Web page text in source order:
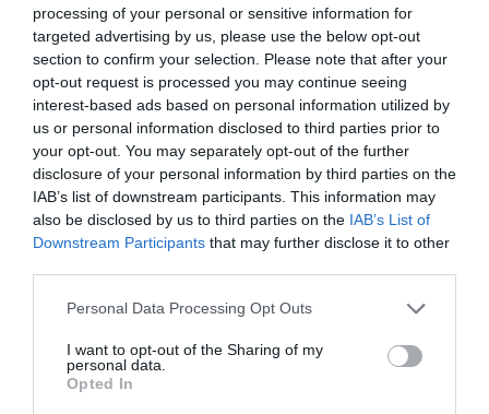
processing of your personal or sensitive information for
targeted advertising by us, please use the below opt-out
section to confirm your selection. Please note that after your
opt-out request is processed you may continue seeing
interest-based ads based on personal information utilized by
us or personal information disclosed to third parties prior to
your opt-out. You may separately opt-out of the further
disclosure of your personal information by third parties on the
IAB’s list of downstream participants. This information may
also be disclosed by us to third parties on the IAB’s List of
Downstream Participants that may further disclose it to other
Please note that this website/app uses one or more Google
not limited to your visit or usage behaviour. You may click to
grant or deny consent to Google and its third-party tags to
use your data for below specified purposes in below Google
Personal Data Processing Opt Outs
I want to opt-out of the Sharing of my
personal data.
Opted In
Συγκινεί Ενορία στην Εύβοια!
Συγκεντρώνει τρόφιμα για
άπορες οικογένειες για τον
Δεκαπενταύγουστο!
09.08.2026 | 11:00
Σε πλήρη ετοιμότητα για
ενδεχόμενο πυρκαγιάς σήμερα ο
Δήμος Χαλκιδέων- Χρήσιμα
τηλέφωνα
Γνωρίζατε ότι υπάρχει Λουτράκι
09.08.2026 | 10:20
Σκύλος ή γάτα; Δείτε
πόσα χρήματα θα
χρειαστείτε κάθε
Πανσέληνος Αυγούστου
2026: Η μερική έκλειψη
και τα εντυπωσιακά